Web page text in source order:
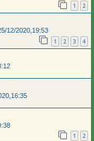
1 2
12/2020,19:53
1 2 3 4
1 2